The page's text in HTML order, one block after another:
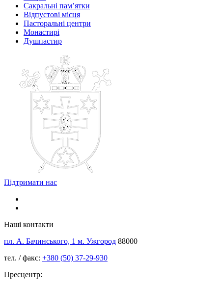
Сакральні пам’ятки
Відпустові місця
Пасторальні центри
Монастирі
Душпастир
Підтримати нас
Наші контакти
пл. А. Бачинського, 1 м. Ужгород 88000
тел. / факс: +380 (50) 37-29-930
Пресцентр: